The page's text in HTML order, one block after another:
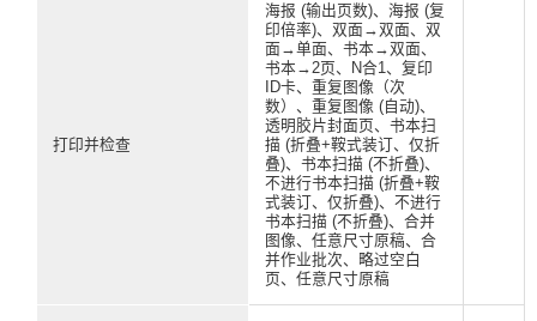
打印并检查
海报 (输出页数)、海报 (复
印倍率)、双面→双面、双
面→单面、书本→双面、
书本→2页、N合1、复印
ID卡、重复图像（次
数）、重复图像 (自动)、
透明胶片封面页、书本扫
描 (折叠+鞍式装订、仅折
叠)、书本扫描 (不折叠)、
不进行书本扫描 (折叠+鞍
式装订、仅折叠)、不进行
书本扫描 (不折叠)、合并
图像、任意尺寸原稿、合
并作业批次、略过空白
页、任意尺寸原稿